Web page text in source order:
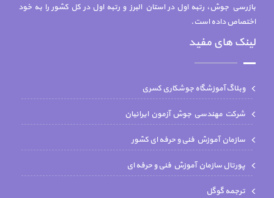
بازرسي جوش، رتبه اول در استان البرز و رتبه اول در کل کشور را به خود
اختصاص داده است.
لینک های مفید
وبلاگ آموزشگاه جوشکاری کسری
شركت مهندسي جوش آزمون ايرانيان
سازمان آموزش فنی و حرفه ای کشور
پورتال سازمان آموزش فنی و حرفه ای
ترجمه گوگل